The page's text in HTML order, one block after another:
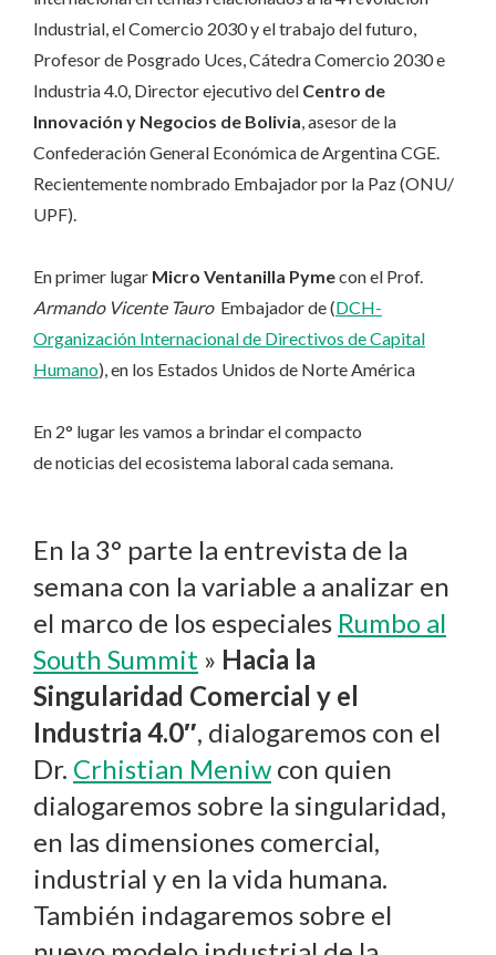
Industrial, el Comercio 2030 y el trabajo del futuro,
Profesor de Posgrado Uces, Cátedra Comercio 2030 e
Industria 4.0, Director ejecutivo del Centro de
Innovación y Negocios de Bolivia, asesor de la
Confederación General Económica de Argentina CGE.
Recientemente nombrado Embajador por la Paz (ONU/
UPF).
En primer lugar Micro Ventanilla Pymecon el Prof.
Armando Vicente TauroEmbajador de (DCH-
Organización Internacional de Directivos de Capital
Humano), en los Estados Unidos de Norte América
En 2° lugar les vamos a brindar el compacto
de noticias del ecosistema laboral cada semana.
En la 3° parte la entrevista de la
semana con la variable a analizar en
el marco de los especiales Rumbo al
South Summit » Hacia la
Singularidad Comercial y el
Industria 4.0″, dialogaremos con el
Dr. Crhistian Meniw con quien
dialogaremos sobre la singularidad,
en las dimensiones comercial,
industrial y en la vida humana.
También indagaremos sobre el